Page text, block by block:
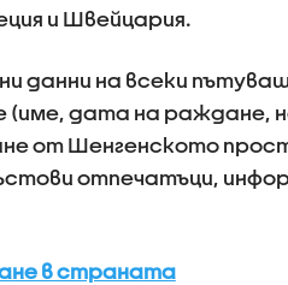
и Швейцария.
данни на всеки
(име, дата на раждане,
от Шенгенското
отпечатъци,
в страната